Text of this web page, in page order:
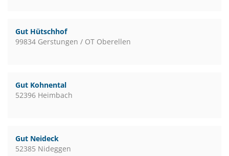
Gut Hütschhof
99834 Gerstungen / OT Oberellen
Gut Kohnental
52396 Heimbach
Gut Neideck
52385 Nideggen